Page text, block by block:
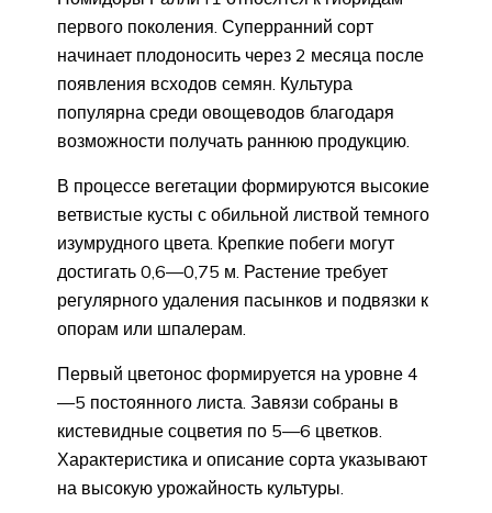
первого поколения. Суперранний сорт
начинает плодоносить через 2 месяца после
появления всходов семян. Культура
популярна среди овощеводов благодаря
возможности получать раннюю продукцию.
В процессе вегетации формируются высокие
ветвистые кусты с обильной листвой темного
изумрудного цвета. Крепкие побеги могут
достигать 0,6—0,75 м. Растение требует
регулярного удаления пасынков и подвязки к
опорам или шпалерам.
Первый цветонос формируется на уровне 4
—5 постоянного листа. Завязи собраны в
кистевидные соцветия по 5—6 цветков.
Характеристика и описание сорта указывают
на высокую урожайность культуры.